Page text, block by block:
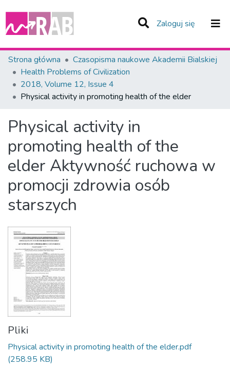
Zaloguj się (current)
Zespoły i Kolekcje
Statystyka
Całe Repozytorium
Strona główna
Czasopisma naukowe Akademii Bialskiej
Health Problems of Civilization
2018, Volume 12, Issue 4
Physical activity in promoting health of the elder
Physical activity in
promoting health of the
elder Aktywność ruchowa w
promocji zdrowia osób
starszych
Pliki
Physical activity in promoting health of the elder.pdf
(258.95 KB)